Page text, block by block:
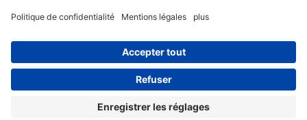
Politique de confidentialité
légales| fromVidemiwith ♥︎